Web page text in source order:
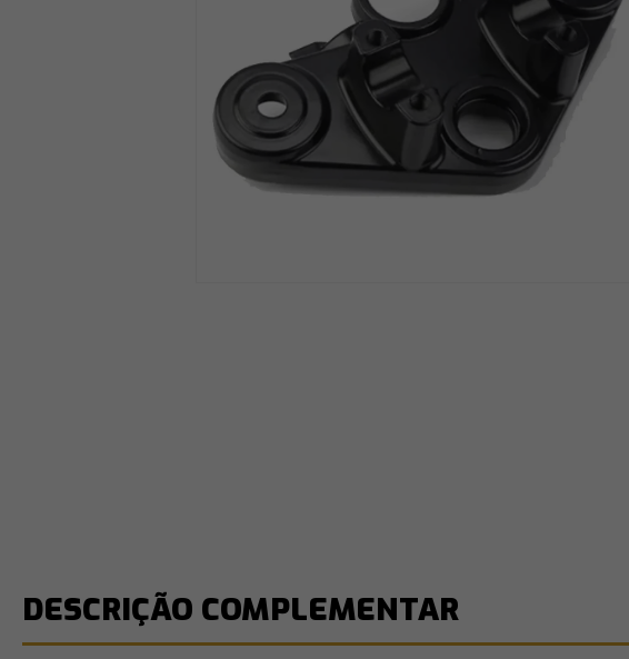
DESCRIÇÃO COMPLEMENTAR